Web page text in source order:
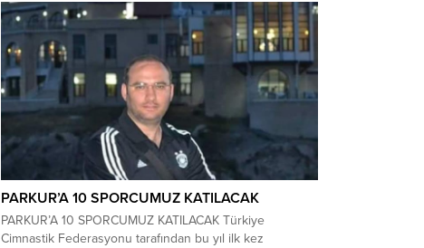
PARKUR’A 10 SPORCUMUZ KATILACAK
PARKUR’A 10 SPORCUMUZ KATILACAK Türkiye
Cimnastik Federasyonu tarafından bu yıl ilk kez